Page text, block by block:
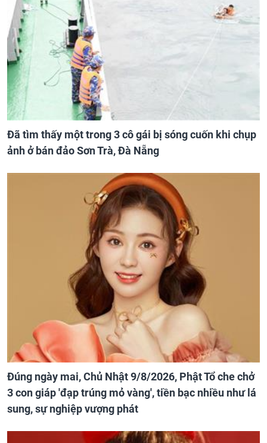
Đã tìm thấy một trong 3 cô gái bị sóng cuốn khi chụp
ảnh ở bán đảo Sơn Trà, Đà Nẵng
Đúng ngày mai, Chủ Nhật 9/8/2026, Phật Tổ che chở
3 con giáp 'đạp trúng mỏ vàng', tiền bạc nhiều như lá
sung, sự nghiệp vượng phát